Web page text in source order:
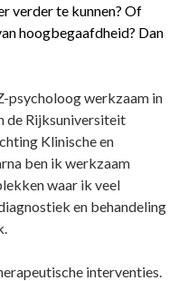
verder te kunnen? Of
hoogbegaafdheid? Dan
psycholoog werkzaam in
de Rijksuniversiteit
Klinische en
ben ik werkzaam
waar ik veel
en behandeling
interventies.